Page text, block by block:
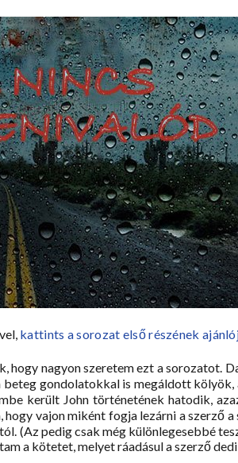
kattints a sorozat első részének
nagyon szeretem ezt a sorozatot.
gondolatokkal is megáldott kölyök,
került John történetének hatodik,
vajon miként fogja lezárni a szerző
(Az pedig csak még különlegesebbé
a kötetet, melyet ráadásul a szerző